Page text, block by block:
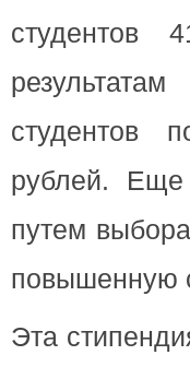
студентов
студентов
рублей. Еще
путем
повышенную
Эта